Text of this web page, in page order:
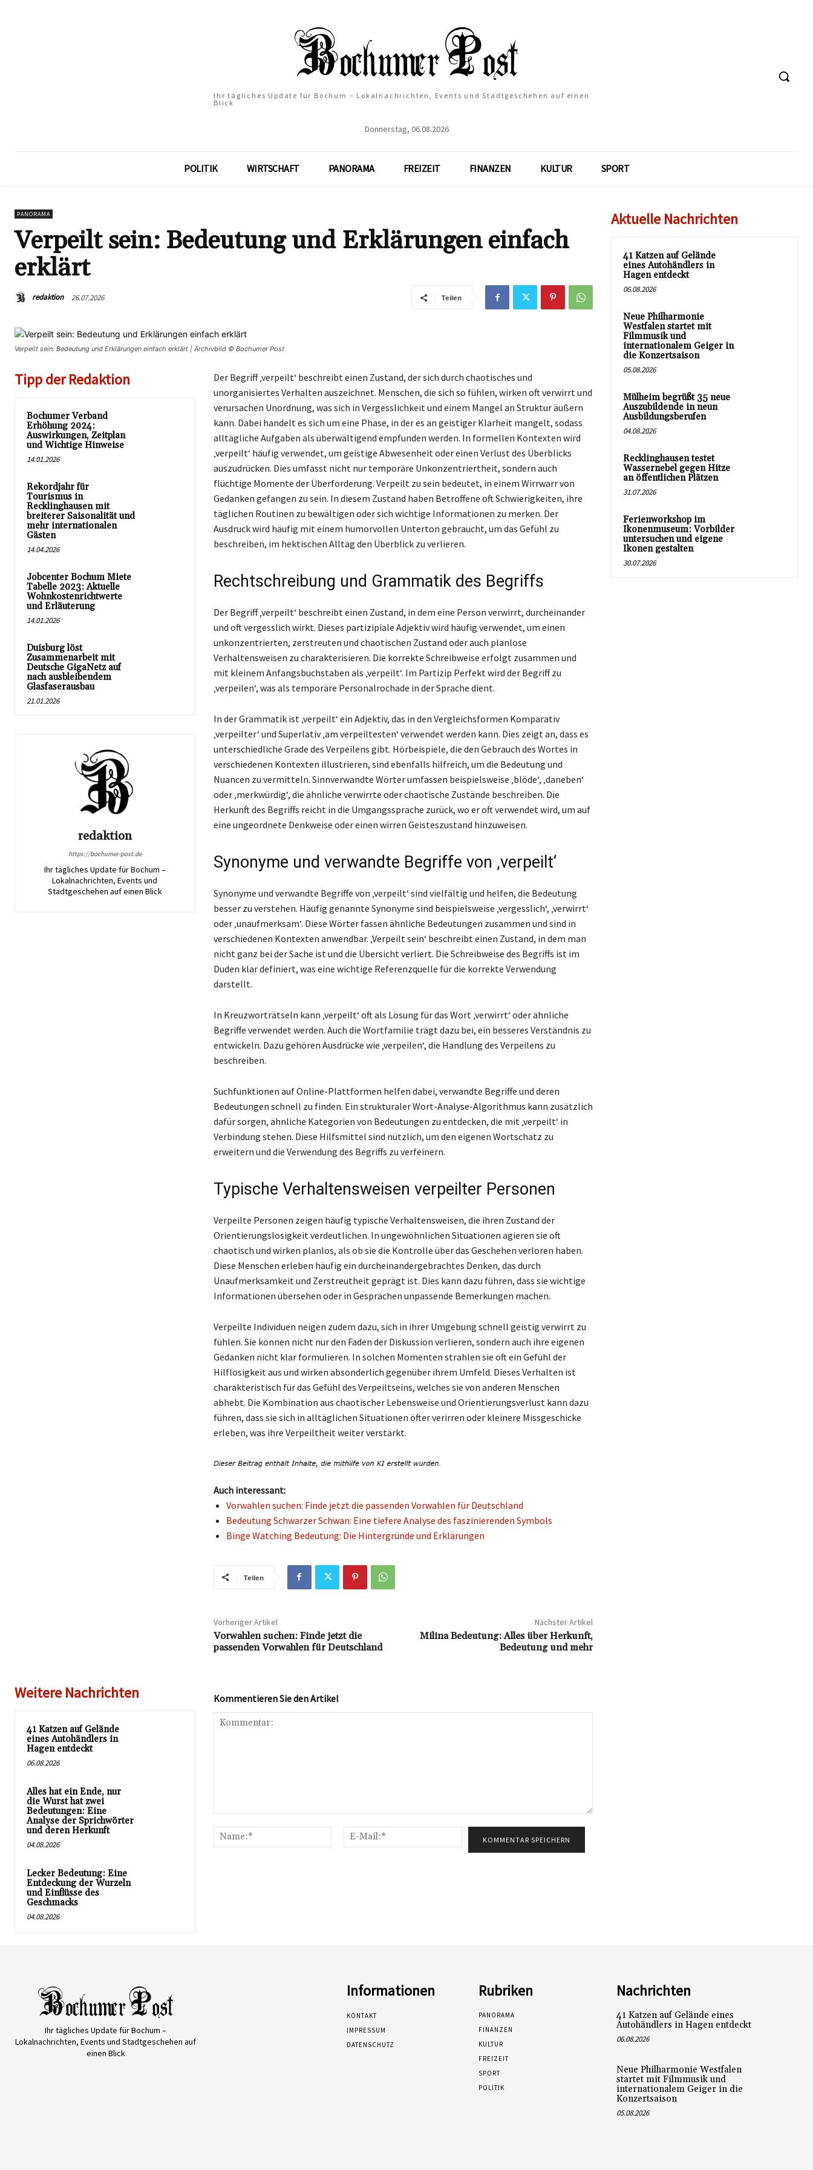
Ihr tägliches Update für Bochum – Lokalnachrichten, Events und Stadtgeschehen auf einen
Blick
Donnerstag, 06.08.2026
POLITIK WIRTSCHAFT PANORAMA FREIZEIT FINANZEN KULTUR SPORT
PANORAMA
Verpeilt sein: Bedeutung und Erklärungen einfach
erklärt
redaktion 26.07.2026 Teilen
Verpeilt sein: Bedeutung und Erklärungen einfach erklärt | Archivbild © Bochumer Post
Tipp der Redaktion
Bochumer Verband
Erhöhung 2024:
Auswirkungen, Zeitplan
und Wichtige Hinweise
14.01.2026
Rekordjahr für
Tourismus in
Recklinghausen mit
breiterer Saisonalität und
mehr internationalen
Gästen
14.04.2026
Jobcenter Bochum Miete
Tabelle 2023: Aktuelle
Wohnkostenrichtwerte
und Erläuterung
14.01.2026
Duisburg löst
Zusammenarbeit mit
Deutsche GigaNetz auf
nach ausbleibendem
Glasfaserausbau
21.01.2026
redaktion
https://bochumer-post.de
Ihr tägliches Update für Bochum –
Lokalnachrichten, Events und
Stadtgeschehen auf einen Blick
Der Begriff ‚verpeilt‘ beschreibt einen Zustand, der sich durch chaotisches und
unorganisiertes Verhalten auszeichnet. Menschen, die sich so fühlen, wirken oft verwirrt und
verursachen Unordnung, was sich in Vergesslichkeit und einem Mangel an Struktur äußern
kann. Dabei handelt es sich um eine Phase, in der es an geistiger Klarheit mangelt, sodass
alltägliche Aufgaben als überwältigend empfunden werden. In formellen Kontexten wird
‚verpeilt‘ häufig verwendet, um geistige Abwesenheit oder einen Verlust des Überblicks
auszudrücken. Dies umfasst nicht nur temporäre Unkonzentriertheit, sondern auch
flüchtige Momente der Überforderung. Verpeilt zu sein bedeutet, in einem Wirrwarr von
Gedanken gefangen zu sein. In diesem Zustand haben Betroffene oft Schwierigkeiten, ihre
täglichen Routinen zu bewältigen oder sich wichtige Informationen zu merken. Der
Ausdruck wird häufig mit einem humorvollen Unterton gebraucht, um das Gefühl zu
beschreiben, im hektischen Alltag den Überblick zu verlieren.
Rechtschreibung und Grammatik des Begriffs
Der Begriff ‚verpeilt‘ beschreibt einen Zustand, in dem eine Person verwirrt, durcheinander
und oft vergesslich wirkt. Dieses partizipiale Adjektiv wird häufig verwendet, um einen
unkonzentrierten, zerstreuten und chaotischen Zustand oder auch planlose
Verhaltensweisen zu charakterisieren. Die korrekte Schreibweise erfolgt zusammen und
mit kleinem Anfangsbuchstaben als ‚verpeilt‘. Im Partizip Perfekt wird der Begriff zu
‚verpeilen‘, was als temporäre Personalrochade in der Sprache dient.
In der Grammatik ist ‚verpeilt‘ ein Adjektiv, das in den Vergleichsformen Komparativ
‚verpeilter‘ und Superlativ ‚am verpeiltesten‘ verwendet werden kann. Dies zeigt an, dass es
unterschiedliche Grade des Verpeilens gibt. Hörbeispiele, die den Gebrauch des Wortes in
verschiedenen Kontexten illustrieren, sind ebenfalls hilfreich, um die Bedeutung und
Nuancen zu vermitteln. Sinnverwandte Wörter umfassen beispielsweise ‚blöde‘, ‚daneben‘
oder ‚merkwürdig‘, die ähnliche verwirrte oder chaotische Zustände beschreiben. Die
Herkunft des Begriffs reicht in die Umgangssprache zurück, wo er oft verwendet wird, um auf
eine ungeordnete Denkweise oder einen wirren Geisteszustand hinzuweisen.
Synonyme und verwandte Begriffe von ‚verpeilt‘
Synonyme und verwandte Begriffe von ‚verpeilt‘ sind vielfältig und helfen, die Bedeutung
besser zu verstehen. Häufig genannte Synonyme sind beispielsweise ‚vergesslich‘, ‚verwirrt‘
oder ‚unaufmerksam‘. Diese Wörter fassen ähnliche Bedeutungen zusammen und sind in
verschiedenen Kontexten anwendbar. ‚Verpeilt sein‘ beschreibt einen Zustand, in dem man
nicht ganz bei der Sache ist und die Übersicht verliert. Die Schreibweise des Begriffs ist im
Duden klar definiert, was eine wichtige Referenzquelle für die korrekte Verwendung
darstellt.
In Kreuzworträtseln kann ‚verpeilt‘ oft als Lösung für das Wort ‚verwirrt‘ oder ähnliche
Begriffe verwendet werden. Auch die Wortfamilie trägt dazu bei, ein besseres Verständnis zu
entwickeln. Dazu gehören Ausdrücke wie ‚verpeilen‘, die Handlung des Verpeilens zu
beschreiben.
Suchfunktionen auf Online-Plattformen helfen dabei, verwandte Begriffe und deren
Bedeutungen schnell zu finden. Ein strukturaler Wort-Analyse-Algorithmus kann zusätzlich
dafür sorgen, ähnliche Kategorien von Bedeutungen zu entdecken, die mit ‚verpeilt‘ in
Verbindung stehen. Diese Hilfsmittel sind nützlich, um den eigenen Wortschatz zu
erweitern und die Verwendung des Begriffs zu verfeinern.
Typische Verhaltensweisen verpeilter Personen
Verpeilte Personen zeigen häufig typische Verhaltensweisen, die ihren Zustand der
Orientierungslosigkeit verdeutlichen. In ungewöhnlichen Situationen agieren sie oft
chaotisch und wirken planlos, als ob sie die Kontrolle über das Geschehen verloren haben.
Diese Menschen erleben häufig ein durcheinandergebrachtes Denken, das durch
Unaufmerksamkeit und Zerstreutheit geprägt ist. Dies kann dazu führen, dass sie wichtige
Informationen übersehen oder in Gesprächen unpassende Bemerkungen machen.
Verpeilte Individuen neigen zudem dazu, sich in ihrer Umgebung schnell geistig verwirrt zu
fühlen. Sie können nicht nur den Faden der Diskussion verlieren, sondern auch ihre eigenen
Gedanken nicht klar formulieren. In solchen Momenten strahlen sie oft ein Gefühl der
Hilflosigkeit aus und wirken absonderlich gegenüber ihrem Umfeld. Dieses Verhalten ist
charakteristisch für das Gefühl des Verpeiltseins, welches sie von anderen Menschen
abhebt. Die Kombination aus chaotischer Lebensweise und Orientierungsverlust kann dazu
führen, dass sie sich in alltäglichen Situationen öfter verirren oder kleinere Missgeschicke
erleben, was ihre Verpeiltheit weiter verstärkt.
Auch interessant:
Vorwahlen suchen: Finde jetzt die passenden Vorwahlen für Deutschland
Bedeutung Schwarzer Schwan: Eine tiefere Analyse des faszinierenden Symbols
Binge Watching Bedeutung: Die Hintergründe und Erklärungen
Teilen
Vorheriger Artikel
Vorwahlen suchen: Finde jetzt die
passenden Vorwahlen für Deutschland
Nächster Artikel
Milina Bedeutung: Alles über Herkunft,
Bedeutung und mehr
Weitere Nachrichten
41 Katzen auf Gelände
eines Autohändlers in
Hagen entdeckt
06.08.2026
Alles hat ein Ende, nur
die Wurst hat zwei
Bedeutungen: Eine
Analyse der Sprichwörter
und deren Herkunft
04.08.2026
Lecker Bedeutung: Eine
Entdeckung der Wurzeln
und Einflüsse des
Geschmacks
04.08.2026
Kommentieren Sie den Artikel
Name:*
Mail:*
Aktuelle Nachrichten
41 Katzen auf Gelände
eines Autohändlers in
Hagen entdeckt
06.08.2026
Neue Philharmonie
Westfalen startet mit
Filmmusik und
internationalem Geiger in
die Konzertsaison
05.08.2026
Mülheim begrüßt 35 neue
Auszubildende in neun
Ausbildungsberufen
04.08.2026
Recklinghausen testet
Wassernebel gegen Hitze
an öffentlichen Plätzen
31.07.2026
Ferienworkshop im
Ikonenmuseum: Vorbilder
untersuchen und eigene
Ikonen gestalten
30.07.2026
Ihr tägliches Update für Bochum –
Lokalnachrichten, Events und Stadtgeschehen auf
einen Blick
Informationen
KONTAKT
IMPRESSUM
DATENSCHUTZ
Rubriken
PANORAMA
FINANZEN
KULTUR
FREIZEIT
SPORT
POLITIK
Nachrichten
41 Katzen auf Gelände eines
Autohändlers in Hagen entdeckt
06.08.2026
Neue Philharmonie Westfalen
startet mit Filmmusik und
internationalem Geiger in die
Konzertsaison
05.08.2026